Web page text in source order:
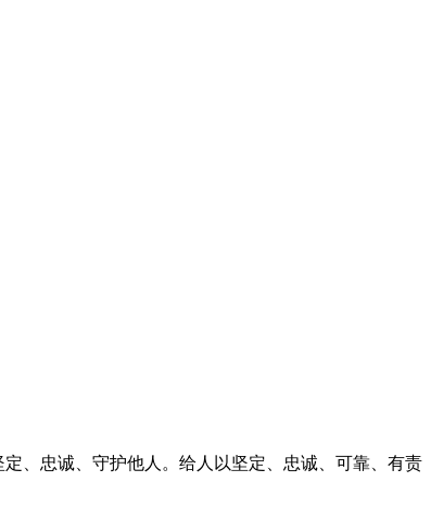
、忠诚、守护他人。给人以坚定、忠诚、可靠、有责